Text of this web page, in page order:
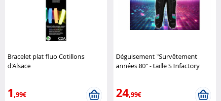
Bracelet plat fluo Cotillons
d'Alsace
1,99€
Déguisement "Survêtement
années 80" - taille S Infactory
24,99€